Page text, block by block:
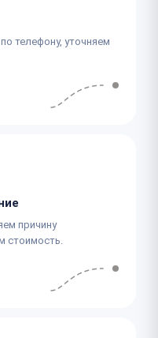
телефону, уточняем
причину
стоимость.